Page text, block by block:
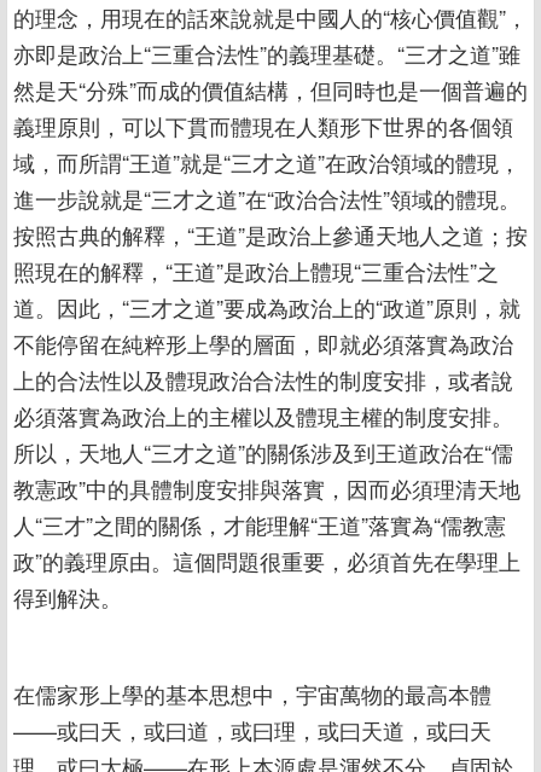
的理念，用現在的話來說就是中國人的“核心價值觀”，
亦即是政治上“三重合法性”的義理基礎。“三才之道”雖
然是天“分殊”而成的價值結構，但同時也是一個普遍的
義理原則，可以下貫而體現在人類形下世界的各個領
域，而所謂“王道”就是“三才之道”在政治領域的體現，
進一步說就是“三才之道”在“政治合法性”領域的體現。
按照古典的解釋，“王道”是政治上參通天地人之道；按
照現在的解釋，“王道”是政治上體現“三重合法性”之
道。因此，“三才之道”要成為政治上的“政道”原則，就
不能停留在純粹形上學的層面，即就必須落實為政治
上的合法性以及體現政治合法性的制度安排，或者說
必須落實為政治上的主權以及體現主權的制度安排。
所以，天地人“三才之道”的關係涉及到王道政治在“儒
教憲政”中的具體制度安排與落實，因而必須理清天地
人“三才”之間的關係，才能理解“王道”落實為“儒教憲
政”的義理原由。這個問題很重要，必須首先在學理上
得到解決。
在儒家形上學的基本思想中，宇宙萬物的最高本體
——或曰天，或曰道，或曰理，或曰天道，或曰天